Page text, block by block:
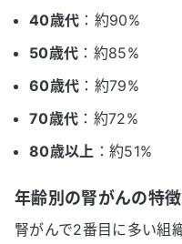
40歳代 ：約90%
50歳代 ：約85%
60歳代 ：約79%
70歳代 ：約72%
80歳以上 ：約51%
年齢別の腎がんの特徴
腎がんで2番目に多い組